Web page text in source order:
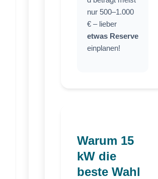
nur 500–1.000
€ – lieber
etwas Reserve
einplanen!
Warum 15
kW die
beste Wahl